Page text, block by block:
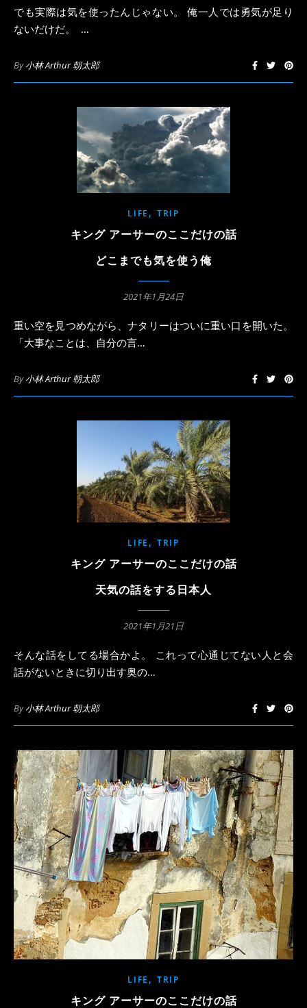
でも実際は気を使ったんじゃない。 俺一人では勇気が足り
ないだけだ。 …
By小林 Arthur 朝太郎
LIFE , TRIP
キング アーサーのここだけの話
どこまでも気を使う俺
2021年1月24日
重い空を見つめながら、ナタリーはついに重い口を開いた。
「大事なことは、自分の言…
By小林 Arthur 朝太郎
LIFE , TRIP
キング アーサーのここだけの話
天気の話をする日本人
2021年1月21日
そんな話をしてる場合かよ。 これって心通じてない人と会
話がないときに切り出す奥の…
By小林 Arthur 朝太郎
LIFE , TRIP
キング アーサーのここだけの話